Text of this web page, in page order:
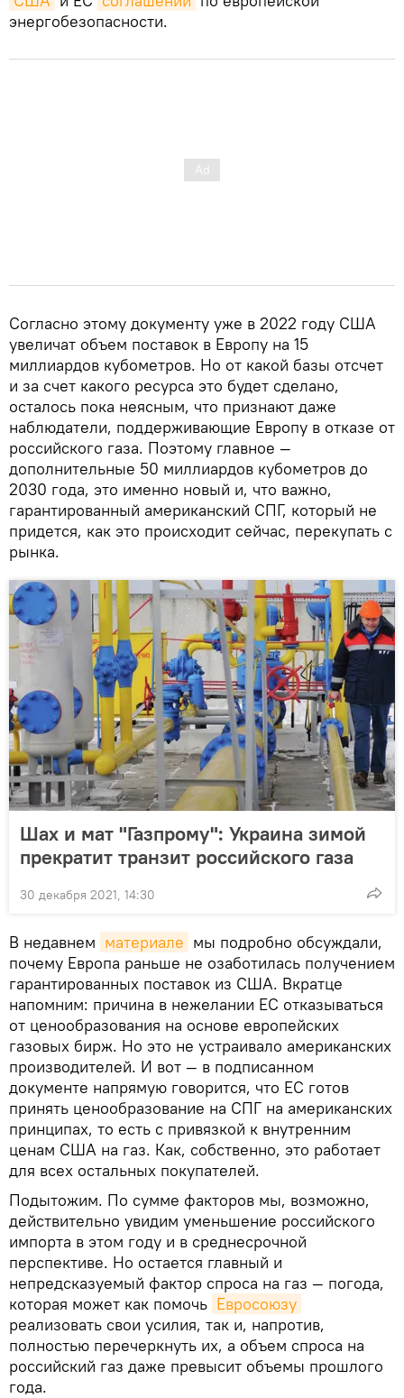
энергобезопасности.
Согласно этому документу уже в 2022 году США
увеличат объем поставок в Европу на 15
миллиардов кубометров. Но от какой базы отсчет
и за счет какого ресурса это будет сделано,
осталось пока неясным, что признают даже
наблюдатели, поддерживающие Европу в отказе от
российского газа. Поэтому главное —
дополнительные 50 миллиардов кубометров до
2030 года, это именно новый и, что важно,
гарантированный американский СПГ, который не
придется, как это происходит сейчас, перекупать с
рынка.
Шах и мат "Газпрому": Украина зимой
прекратит транзит российского газа
30 декабря 2021, 14:30
В недавнем материале мы подробно обсуждали,
почему Европа раньше не озаботилась получением
гарантированных поставок из США. Вкратце
напомним: причина в нежелании ЕС отказываться
от ценообразования на основе европейских
газовых бирж. Но это не устраивало американских
производителей. И вот — в подписанном
документе напрямую говорится, что ЕС готов
принять ценообразование на СПГ на американских
принципах, то есть с привязкой к внутренним
ценам США на газ. Как, собственно, это работает
для всех остальных покупателей.
Подытожим. По сумме факторов мы, возможно,
действительно увидим уменьшение российского
импорта в этом году и в среднесрочной
перспективе. Но остается главный и
непредсказуемый фактор спроса на газ — погода,
которая может как помочь Евросоюзу
реализовать свои усилия, так и, напротив,
полностью перечеркнуть их, а объем спроса на
российский газ даже превысит объемы прошлого
года.